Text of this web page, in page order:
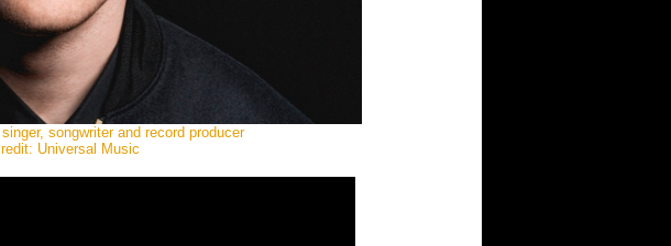
songwriter and record producer
Universal Music